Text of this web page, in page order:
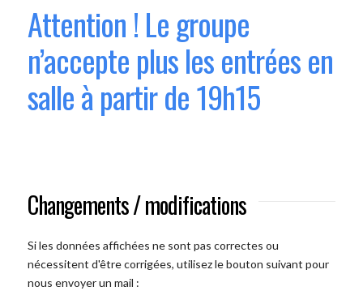
Attention ! Le groupe
n’accepte plus les entrées en
salle à partir de 19h15
Changements / modifications
Si les données affichées ne sont pas correctes ou
nécessitent d'être corrigées, utilisez le bouton suivant pour
nous envoyer un mail :